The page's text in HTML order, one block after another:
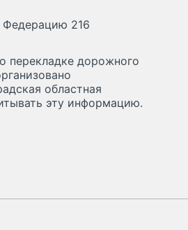
Федерацию 216
перекладке дорожного
областная
эту информацию.